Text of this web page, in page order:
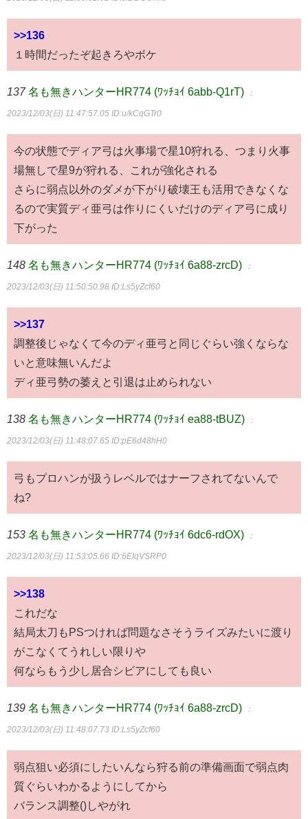
>>136
１時間だったぞ起きろやボケ
137 名も無きハンターHR774 (ﾜｯﾁｮｲ 6abb-Q1rT) ：
2023/12/03(日) 11:47:57.05 ID:u/kCqGTr0
今の状態でディア弓は火事場で星10狩れる、つまり火事
場無しで星9が狩れる、これが強化される
さらに弱点以外のダメが下がり破壊王も活用できなくな
るので実質ディ亜弓は作りにくいだけのディア弓に成り
下がった
148 名も無きハンターHR774 (ﾜｯﾁｮｲ 6a88-zrcD) ：
2023/12/03(日) 11:50:50.98 ID:Ls5yZcf60
>>137
調整後じゃなくて今のディ亜弓と同じぐらい強くならな
いと意味無いんだよ
ディ亜弓勢の萎えと引退は止められない
138 名も無きハンターHR774 (ﾜｯﾁｮｲ ea88-tBUZ) ：
2023/12/03(日) 11:48:07.65 ID:pE6d48hH0
弓もプロハンが扱うレベルではナーフされてないんで
ね?
153 名も無きハンターHR774 (ﾜｯﾁｮｲ 6dc6-rdOX) ：
2023/12/03(日) 11:53:05.66 ID:6EIqVSRP0
>>138
これだな
結局太刀もPSつければ問題なさそうライズみたいに渡り
がこなくてうれしい限りや
何ならもう少し居合シビアにしても良い
139 名も無きハンターHR774 (ﾜｯﾁｮｲ 6a88-zrcD) ：
2023/12/03(日) 11:48:07.73 ID:Ls5yZcf60
弱点狙い必須にしたいんなら狩る前の準備画面で弱点肉
質ぐらいわかるようにしてから
バランス調整()しやがれ